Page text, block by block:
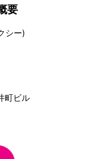
要
シー)
町ビル